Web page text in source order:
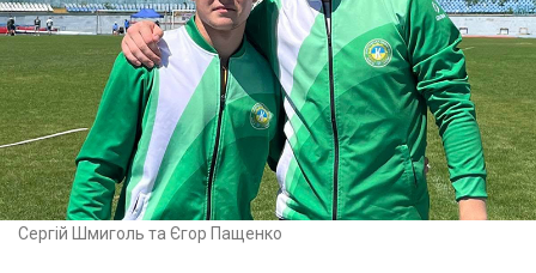
Сергій Шмиголь та Єгор Пащенко